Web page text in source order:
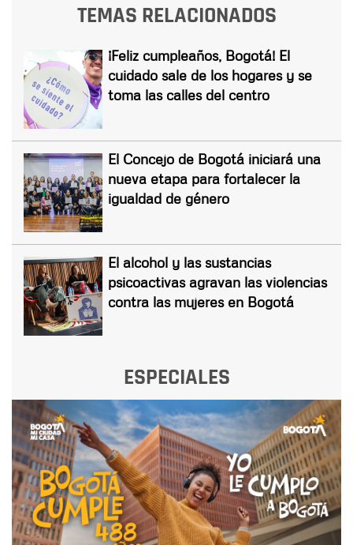
TEMAS RELACIONADOS
¡Feliz cumpleaños, Bogotá! El
cuidado sale de los hogares y se
toma las calles del centro
El Concejo de Bogotá iniciará una
nueva etapa para fortalecer la
igualdad de género
El alcohol y las sustancias
psicoactivas agravan las violencias
contra las mujeres en Bogotá
ESPECIALES